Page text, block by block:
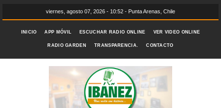
viernes, agosto 07, 2026 - 10:52 - Punta Arenas, Chile
INICIO APP MÓVIL ESCUCHAR RADIO ONLINE VER VIDEO ONLINE
RADIO GARDEN TRANSPARENCIA. CONTACTO